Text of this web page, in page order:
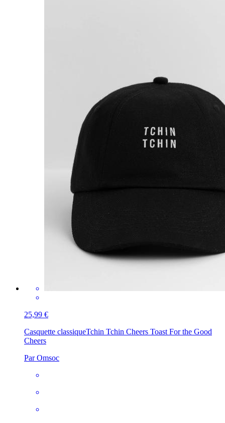
25,99 €
Casquette classiqueTchin Tchin Cheers Toast For the Good
Cheers
Par Omsoc